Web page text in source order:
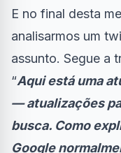
E no final desta
analisarmos um
assunto. Segue a
“Aqui está uma
— atualizações
busca. Como
Google